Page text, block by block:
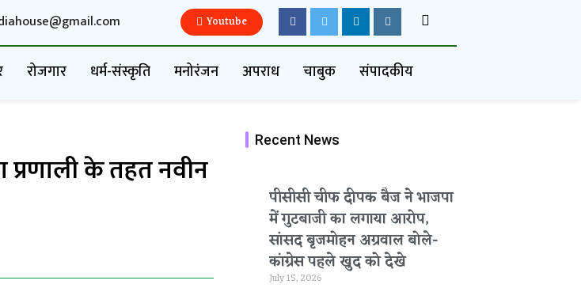
Youtube
रोजगार धर्म-संस्कृति मनोरंजन अपराध चाबुक संपादकीय
प्रणाली के तहत नवीन
Recent News
पीसीसी चीफ दीपक बैज ने भाजपा
में गुटबाजी का लगाया आरोप,
सांसद बृजमोहन अग्रवाल बोले-
कांग्रेस पहले खुद को देखे
July 15, 2026